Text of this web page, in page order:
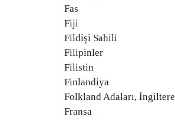
Fas
Fiji
Fildişi Sahili
Filipinler
Filistin
Finlandiya
Folkland Adaları, İngiltere
Fransa